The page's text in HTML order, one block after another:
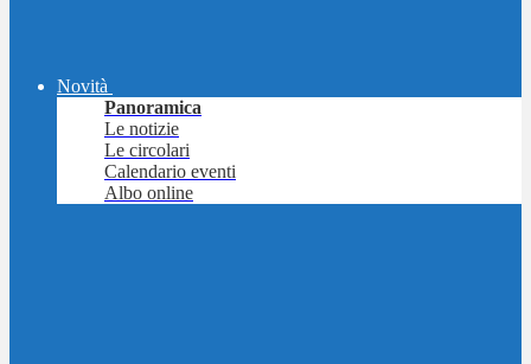
Novità
Panoramica
Le notizie
Le circolari
Calendario eventi
Albo online